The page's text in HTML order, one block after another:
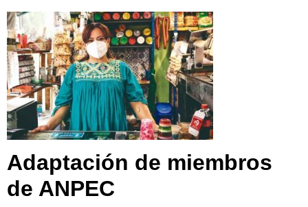
Adaptación de miembros
de ANPEC